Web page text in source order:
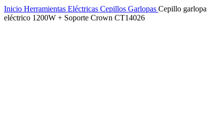
Inicio Herramientas Eléctricas Cepillos Garlopas Cepillo garlopa
eléctrico 1200W + Soporte Crown CT14026